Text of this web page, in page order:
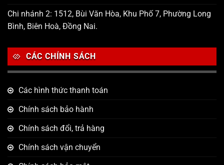
Chi nhánh 2: 1512, Bùi Văn Hòa, Khu Phố 7, Phường Long
Bình, Biên Hoà, Đồng Nai.
CÁC CHÍNH SÁCH
Các hình thức thanh toán
Chính sách bảo hành
Chính sách đổi, trả hàng
Chính sách vận chuyển